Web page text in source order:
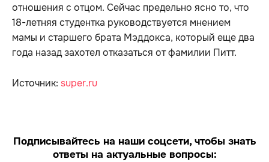
отношения с отцом. Сейчас предельно ясно то, что
18-летняя студентка руководствуется мнением
мамы и старшего брата Мэддокса, который еще два
года назад захотел отказаться от фамилии Питт.
Источник: super.ru
Подписывайтесь на наши соцсети, чтобы знать
ответы на актуальные вопросы: